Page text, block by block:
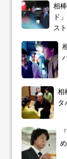
相
ド
ス
相